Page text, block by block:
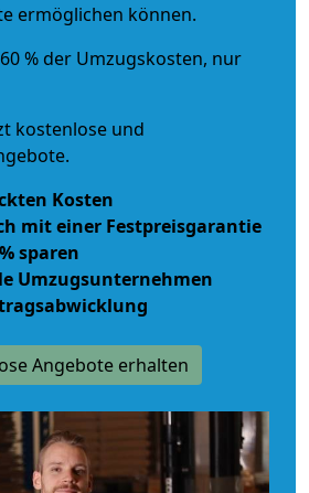
ermöglichen können.
% der Umzugskosten, nur
kostenlose und
Kosten
mit einer Festpreisgarantie
sparen
Umzugsunternehmen
Angebote erhalten